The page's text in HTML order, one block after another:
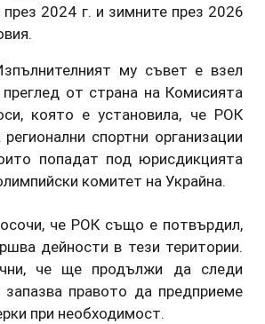
2024 г. и зимните през 2026
му съвет е взел
от страна на Комисията
която е установила, че РОК
спортни организации
попадат под юрисдикцията
комитет на Украйна.
че РОК също е потвърдил,
дейности в тези територии.
че ще продължи да следи
правото да предприеме
при необходимост.